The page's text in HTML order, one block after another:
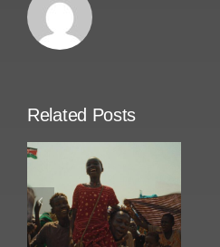
Related Posts
Amrum